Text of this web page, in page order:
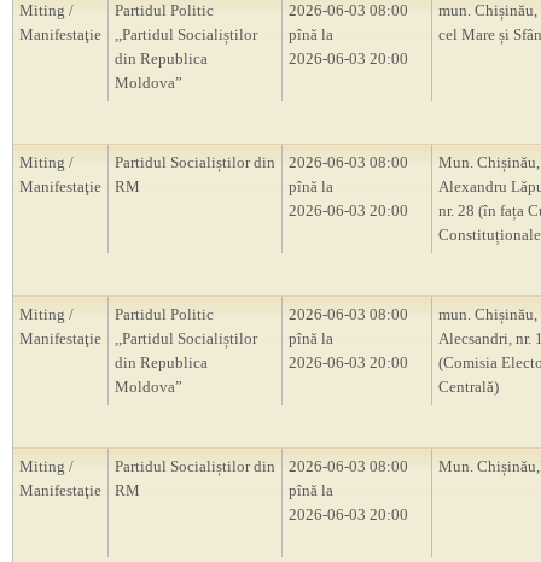
Miting /
Manifestaţie
Partidul Politic
,,Partidul Socialiștilor
din Republica
Moldova”
2026-06-03 08:00
pînă la
2026-06-03 20:00
mun. Chișinău,
cel Mare și
Miting /
Manifestaţie
Partidul Socialiștilor din
RM
2026-06-03 08:00
pînă la
2026-06-03 20:00
Mun. Chișinău,
Alexandru
nr. 28 (în fața
Miting /
Manifestaţie
Partidul Politic
,,Partidul Socialiștilor
din Republica
Moldova”
2026-06-03 08:00
pînă la
2026-06-03 20:00
mun. Chișinău,
Alecsandri, nr.
(Comisia
Centrală)
Miting /
Manifestaţie
Partidul Socialiștilor din
RM
2026-06-03 08:00
pînă la
2026-06-03 20:00
Mun.